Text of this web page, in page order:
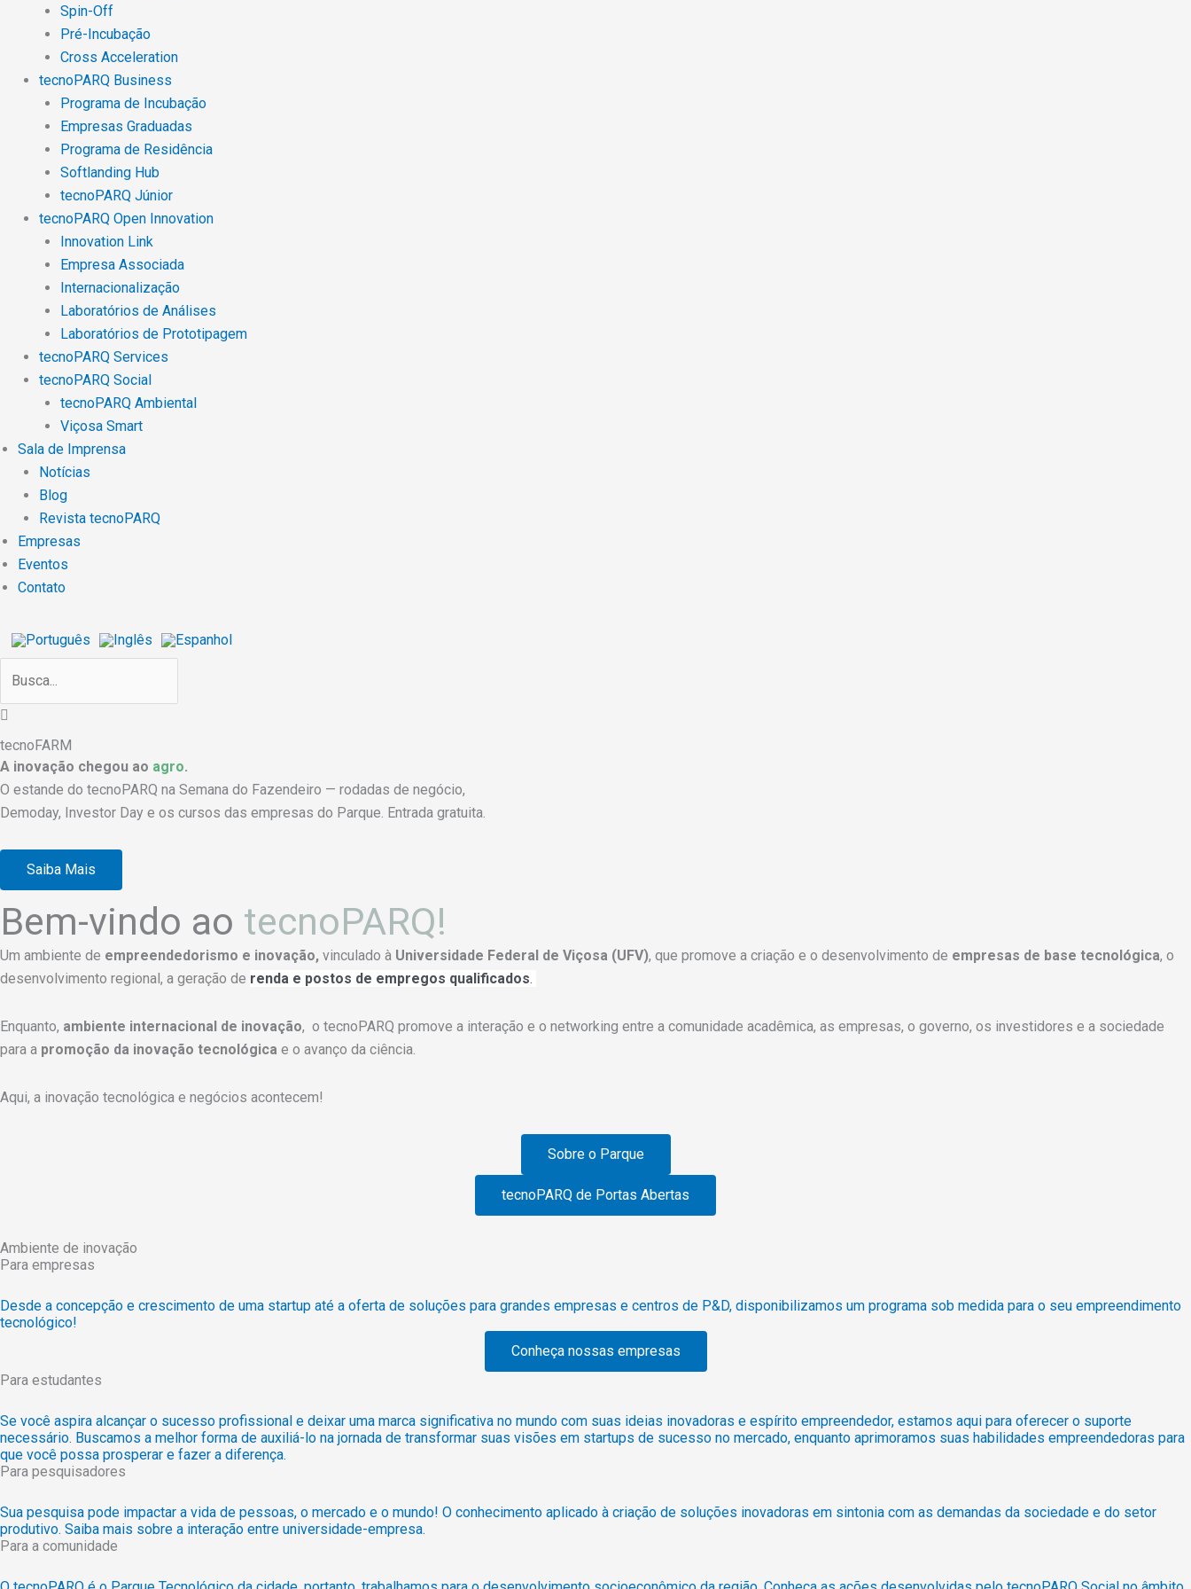
Spin-Off
Pré-Incubação
Cross Acceleration
tecnoPARQ Business
Programa de Incubação
Empresas Graduadas
Programa de Residência
Softlanding Hub
tecnoPARQ Júnior
tecnoPARQ Open Innovation
Innovation Link
Empresa Associada
Internacionalização
Laboratórios de Análises
Laboratórios de Prototipagem
tecnoPARQ Services
tecnoPARQ Social
tecnoPARQ Ambiental
Viçosa Smart
Sala de Imprensa
Notícias
Blog
Revista tecnoPARQ
Empresas
Eventos
Contato
tecnoFARM
A inovação chegou ao agro.
O estande do tecnoPARQ na Semana do Fazendeiro — rodadas de negócio,
Demoday, Investor Day e os cursos das empresas do Parque. Entrada gratuita.
Saiba Mais
Bem-vindo ao tecnoPARQ!
Um ambiente de empreendedorismo e inovação, vinculado à Universidade Federal de Viçosa (UFV), que promove a criação e o desenvolvimento de empresas de base tecnológica, o
desenvolvimento regional, a geração de renda e postos de empregos qualificados.
Enquanto, ambiente internacional de inovação, o tecnoPARQ promove a interação e o networking entre a comunidade acadêmica, as empresas, o governo, os investidores e a sociedade
para a promoção da inovação tecnológica e o avanço da ciência.
Aqui, a inovação tecnológica e negócios acontecem!
Sobre o Parque
tecnoPARQ de Portas Abertas
Ambiente de inovação
Para empresas
Desde a concepção e crescimento de uma startup até a oferta de soluções para grandes empresas e centros de P&D, disponibilizamos um programa sob medida para o seu empreendimento
tecnológico!
Conheça nossas empresas
Para estudantes
Se você aspira alcançar o sucesso profissional e deixar uma marca significativa no mundo com suas ideias inovadoras e espírito empreendedor, estamos aqui para oferecer o suporte
necessário. Buscamos a melhor forma de auxiliá-lo na jornada de transformar suas visões em startups de sucesso no mercado, enquanto aprimoramos suas habilidades empreendedoras para
que você possa prosperar e fazer a diferença.
Para pesquisadores
Sua pesquisa pode impactar a vida de pessoas, o mercado e o mundo! O conhecimento aplicado à criação de soluções inovadoras em sintonia com as demandas da sociedade e do setor
produtivo. Saiba mais sobre a interação entre universidade-empresa.
Para a comunidade